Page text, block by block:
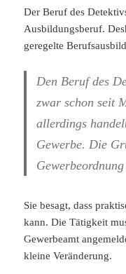
Der Beruf des
Ausbildungsberuf.
geregelte
Den Beruf des
zwar schon seit
allerdings
Gewerbe. Die
Sie besagt, dass
kann. Die Tätigkeit
Gewerbeamt
kleine Veränderung.